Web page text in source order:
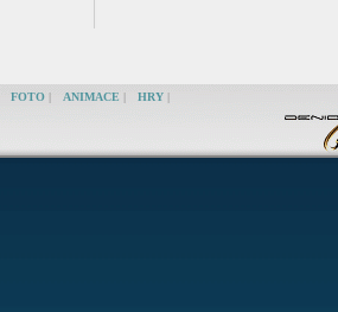
FOTO| ANIMACE | HRY|